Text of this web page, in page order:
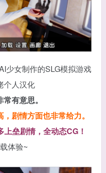
少女制作的SLG模拟游戏
个人汉化
有意思。
剧情方面也非常给力。
上垒剧情，全动态CG！
体验~